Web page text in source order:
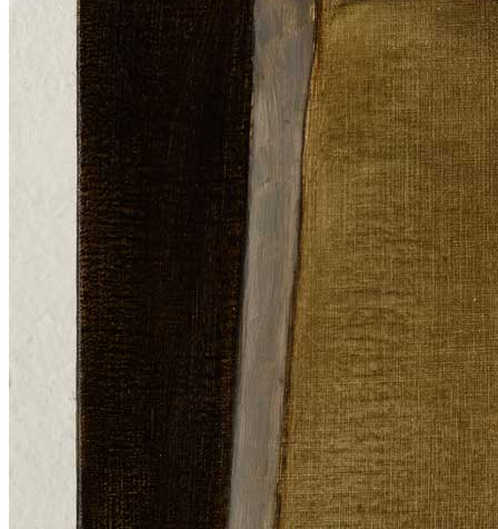
Home
Chi Siamo
Collezione